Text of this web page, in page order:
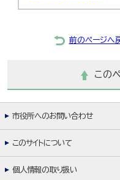
前のページへ
この
市役所へのお問い合わせ
このサイトについて
個人情報の取り扱い